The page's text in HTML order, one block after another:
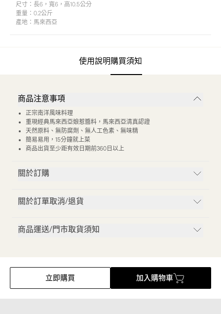
尺寸： 長6，寬6，高10.5公分
重量： 0.2公斤
產地： 馬來西亞
使用說明購買須知
商品注意事項
正宗南洋風味料理
重現經典馬來西亞娘惹醬料，馬來西亞清真認證
天然原料、無防腐劑、無人工色素、無味精
簡易易用，15分鐘就上菜
商品出貨至少距有效日期前360日以上
關於訂購
關於訂單取消/退貨
商品運送/門市取貨須知
立即購買 加入購物車